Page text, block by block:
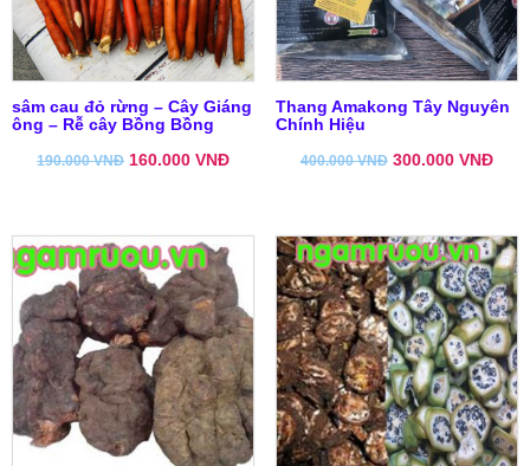
sâm cau đỏ rừng – Cây Giáng
ông – Rễ cây Bồng Bồng
190.000VNĐ 160.000VNĐ
Thang Amakong Tây Nguyên
Chính Hiệu
400.000VNĐ 300.000 VNĐ